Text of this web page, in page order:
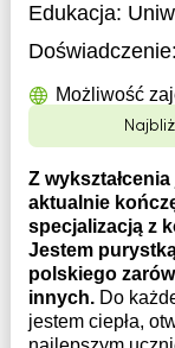
Edukacja:
Doświadczenie:
Możliwość
Z
aktualnie
specjalizacją z
Jestem
polskiego
innych. Do
jestem ciepła,